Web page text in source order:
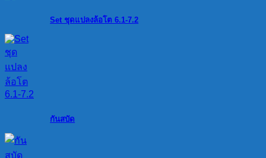
Set ชุดแปลงล้อโต 6.1-7.2
กันสบัด